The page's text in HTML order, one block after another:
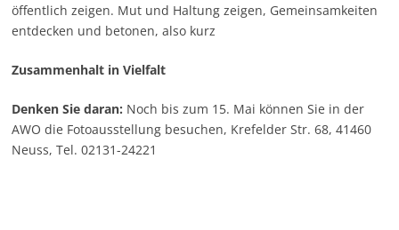
öffentlich zeigen. Mut und Haltung zeigen, Gemeinsamkeiten
entdecken und betonen, also kurz
Zusammenhalt in Vielfalt
Denken Sie daran: Noch bis zum 15. Mai können Sie in der
AWO die Fotoausstellung besuchen, Krefelder Str. 68, 41460
Neuss, Tel. 02131-24221